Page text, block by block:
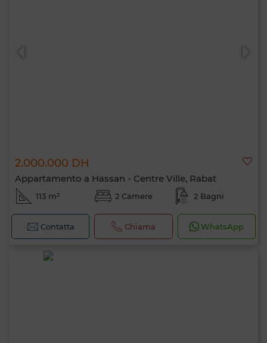
2.000.000 DH
Appartamento a Hassan - Centre Ville, Rabat
113 m² 2 Camere 2 Bagni
Contatta Chiama WhatsApp